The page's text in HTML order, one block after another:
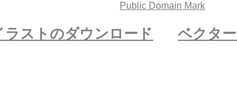
ラストのダウンロード ベクタ